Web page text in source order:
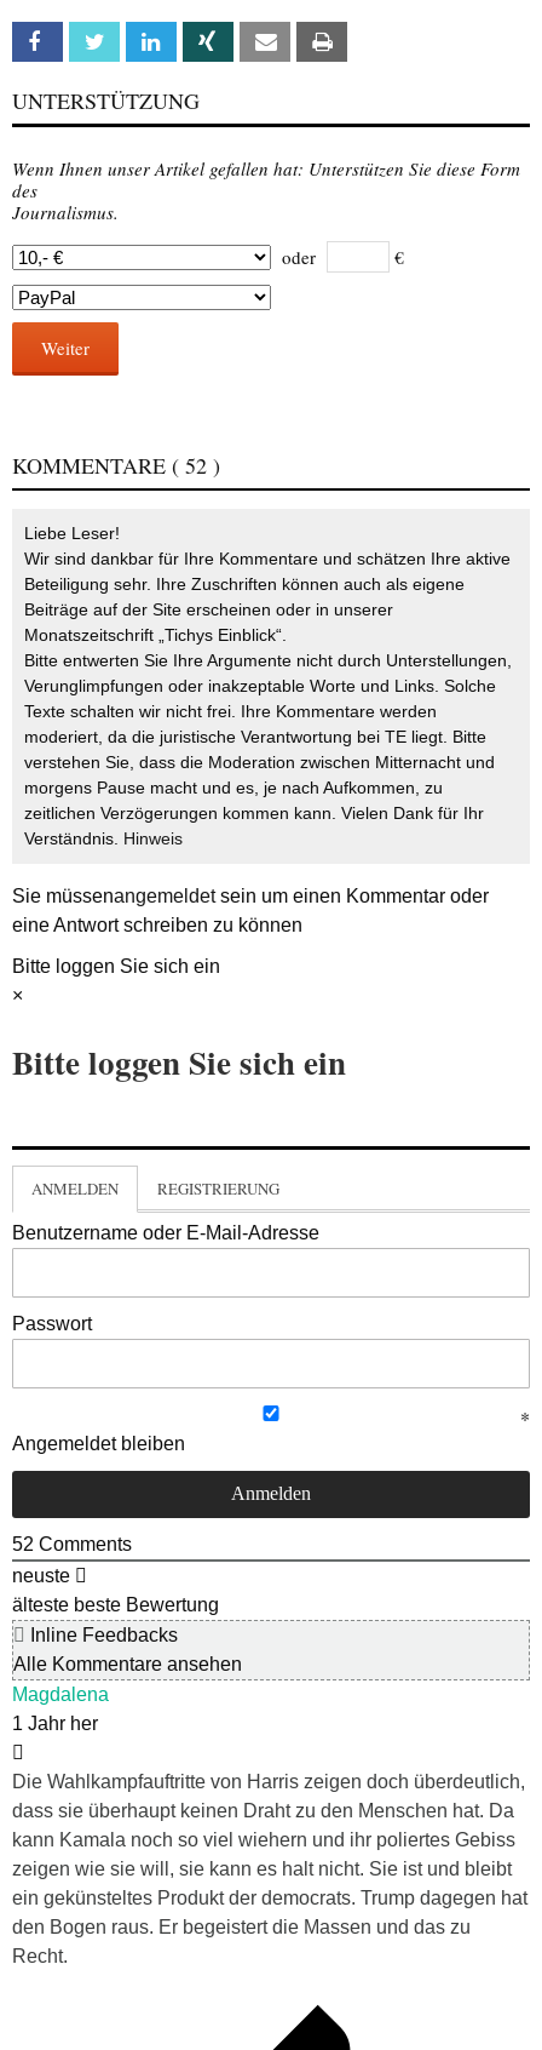
Facebook Twitter Linkedin Xing Email
UNTERSTÜTZUNG
Wenn Ihnen unser Artikel gefallen hat: Unterstützen Sie diese Form
des
Journalismus.
oder
€
Weiter
KOMMENTARE ( 52 )
Liebe Leser!
Wir sind dankbar für Ihre Kommentare und schätzen Ihre aktive
Beteiligung sehr. Ihre Zuschriften können auch als eigene
Beiträge auf der Site erscheinen oder in unserer
Monatszeitschrift „Tichys Einblick“.
Bitte entwerten Sie Ihre Argumente nicht durch Unterstellungen,
Verunglimpfungen oder inakzeptable Worte und Links. Solche
Texte schalten wir nicht frei. Ihre Kommentare werden
moderiert, da die juristische Verantwortung bei TE liegt. Bitte
verstehen Sie, dass die Moderation zwischen Mitternacht und
morgens Pause macht und es, je nach Aufkommen, zu
zeitlichen Verzögerungen kommen kann. Vielen Dank für Ihr
Verständnis. Hinweis
Sie müssenangemeldetsein um einen Kommentar oder
eine Antwort schreiben zu können
Bitte loggen Sie sich ein
×
Bitte loggen Sie sich ein
ANMELDEN REGISTRIERUNG
Benutzername oder E-Mail-Adresse
Passwort
Angemeldet bleiben
52 Comments
neuste
älteste beste Bewertung
Inline Feedbacks
Alle Kommentare ansehen
Magdalena
1 Jahr her
Die Wahlkampfauftritte von Harris zeigen doch überdeutlich,
dass sie überhaupt keinen Draht zu den Menschen hat. Da
kann Kamala noch so viel wiehern und ihr poliertes Gebiss
zeigen wie sie will, sie kann es halt nicht. Sie ist und bleibt
ein gekünsteltes Produkt der democrats. Trump dagegen hat
den Bogen raus. Er begeistert die Massen und das zu
Recht.